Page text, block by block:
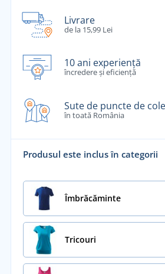
Livrare
de la 15,99 Lei
10 ani experiență
încredere și eficiență
Sute de puncte de
în toată România
Produsul este inclus în categorii
Îmbrăcăminte
Tricouri